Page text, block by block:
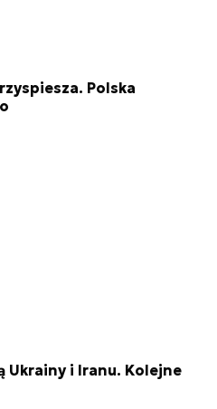
Polska
Ukrainy i Iranu. Kolejne